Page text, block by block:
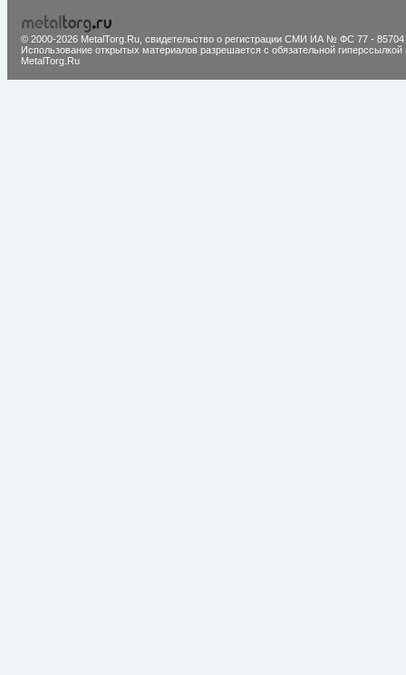
© 2000-2026 MetalTorg.Ru, cвидетельство о регистрации СМИ ИА № ФС 77 - 85704
Использование открытых материалов разрешается с обязательной гиперссылкой
MetalTorg.Ru